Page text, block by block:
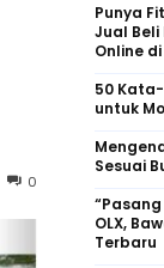
0
Punya
Jual Beli
Online
50
untuk
Sesuai
OLX,
Terbaru